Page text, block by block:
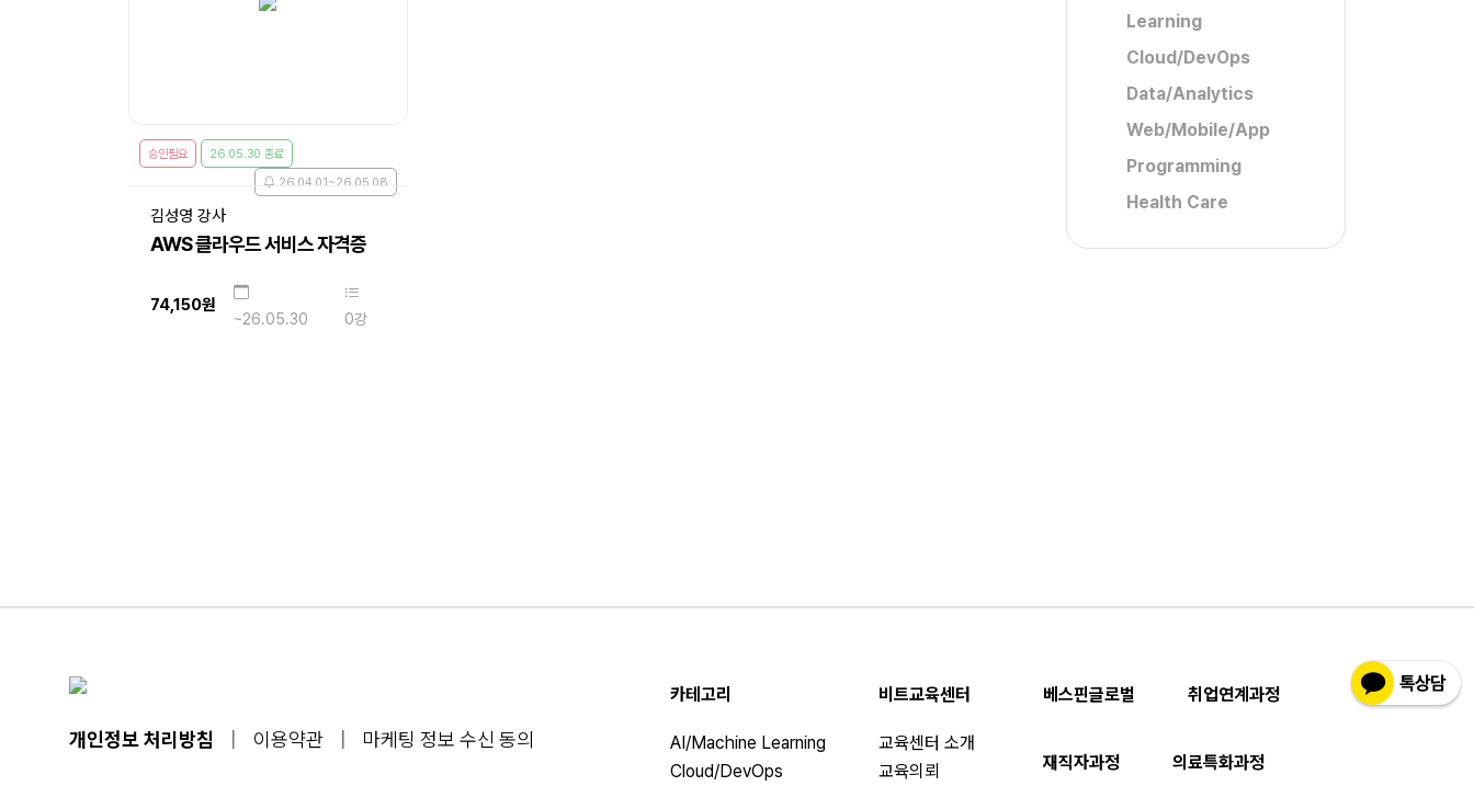
승인필요
26.05.30 종료
26.04.01~26.05.08
김성영 강사
AWS 클라우드 서비스 자격증
74,150원
~26.05.30 0강
Learning
Cloud/DevOps
Data/Analytics
Web/Mobile/App
Programming
Health Care
개인정보 처리방침 이용약관 마케팅 정보 수신 동의
카테고리
AI/Machine Learning
Cloud/DevOps
비트교육센터
교육센터 소개
교육의뢰
베스핀글로벌 취업연계과정
재직자과정 의료특화과정